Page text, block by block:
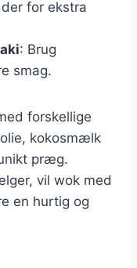
for ekstra
: Brug
smag.
forskellige
kokosmælk
præg.
vil wok med
en hurtig og